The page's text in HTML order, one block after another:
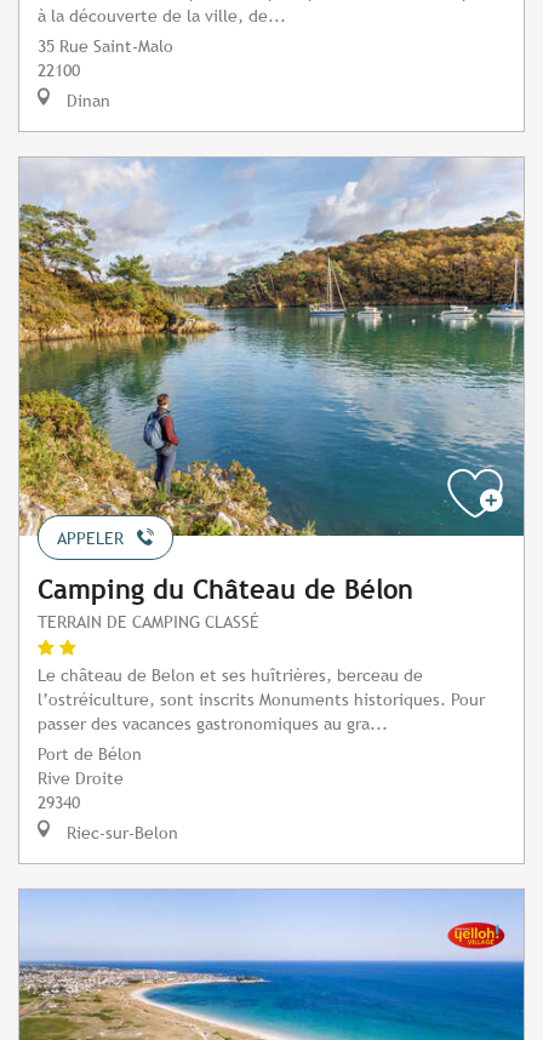
à la découverte de la ville, de...
35 Rue Saint-Malo
22100
Dinan
APPELER
Camping du Château de Bélon
TERRAIN DE CAMPING CLASSÉ
Le château de Belon et ses huîtrières, berceau de
l’ostréiculture, sont inscrits Monuments historiques. Pour
passer des vacances gastronomiques au gra...
Port de Bélon
Rive Droite
29340
Riec-sur-Belon